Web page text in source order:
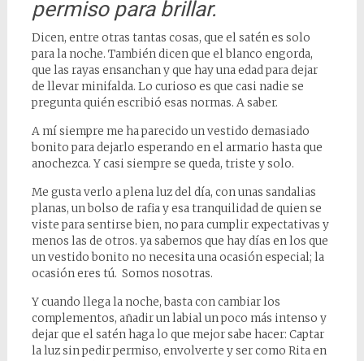
permiso para brillar.
Dicen, entre otras tantas cosas, que el satén es solo
para la noche. También dicen que el blanco engorda,
que las rayas ensanchan y que hay una edad para dejar
de llevar minifalda. Lo curioso es que casi nadie se
pregunta quién escribió esas normas. A saber.
A mí siempre me ha parecido un vestido demasiado
bonito para dejarlo esperando en el armario hasta que
anochezca. Y casi siempre se queda, triste y solo.
Me gusta verlo a plena luz del día, con unas sandalias
planas, un bolso de rafia y esa tranquilidad de quien se
viste para sentirse bien, no para cumplir expectativas y
menos las de otros. ya sabemos que hay días en los que
un vestido bonito no necesita una ocasión especial; la
ocasión eres tú. Somos nosotras.
Y cuando llega la noche, basta con cambiar los
complementos, añadir un labial un poco más intenso y
dejar que el satén haga lo que mejor sabe hacer: Captar
la luz sin pedir permiso, envolverte y ser como Rita en